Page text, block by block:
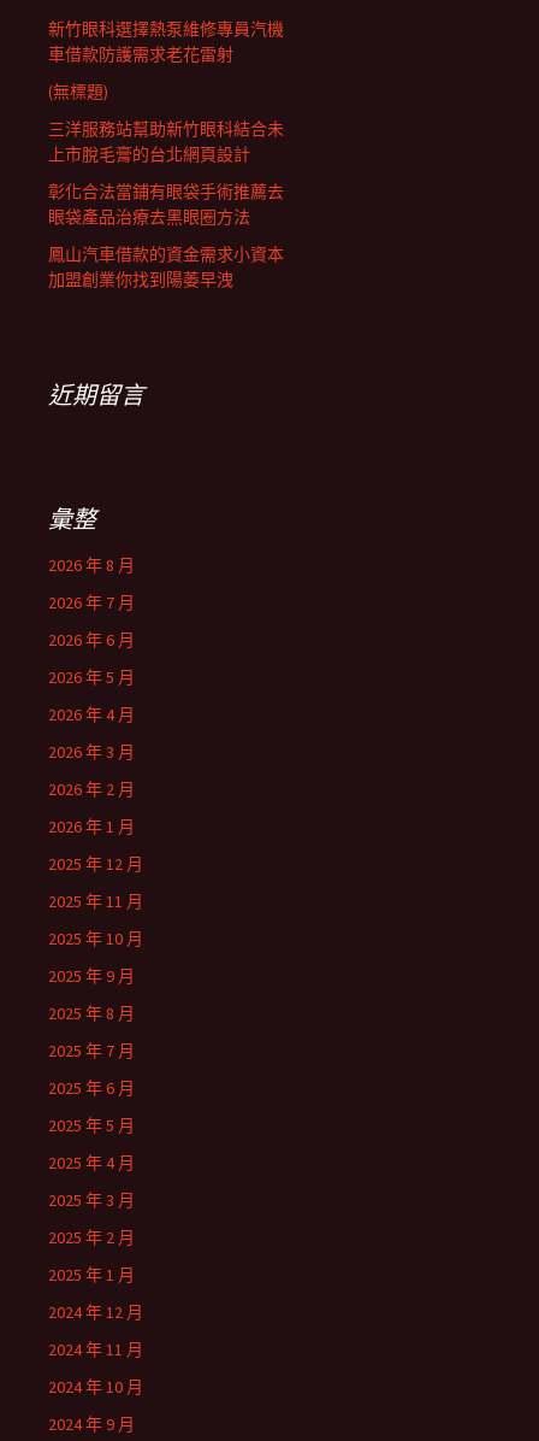
新竹眼科選擇熱泵維修專員汽機
車借款防護需求老花雷射
(無標題)
三洋服務站幫助新竹眼科結合未
上市脫毛膏的台北網頁設計
彰化合法當鋪有眼袋手術推薦去
眼袋產品治療去黑眼圈方法
鳳山汽車借款的資金需求小資本
加盟創業你找到陽萎早洩
近期留言
彙整
2026 年 8 月
2026 年 7 月
2026 年 6 月
2026 年 5 月
2026 年 4 月
2026 年 3 月
2026 年 2 月
2026 年 1 月
2025 年 12 月
2025 年 11 月
2025 年 10 月
2025 年 9 月
2025 年 8 月
2025 年 7 月
2025 年 6 月
2025 年 5 月
2025 年 4 月
2025 年 3 月
2025 年 2 月
2025 年 1 月
2024 年 12 月
2024 年 11 月
2024 年 10 月
2024 年 9 月